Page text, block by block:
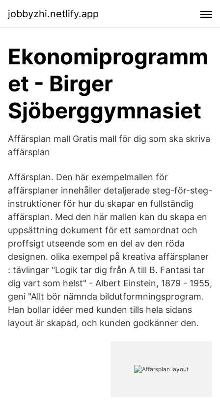
jobbyzhi.netlify.app
Ekonomiprogramm
et - Birger
Sjöberggymnasiet
Affärsplan mall Gratis mall för dig som ska skriva
affärsplan
Affärsplan. Den här exempelmallen för
affärsplaner innehåller detaljerade steg-för-steg-
instruktioner för hur du skapar en fullständig
affärsplan. Med den här mallen kan du skapa en
uppsättning dokument för ett samordnat och
proffsigt utseende som en del av den röda
designen. olika exempel på kreativa affärsplaner
: tävlingar "Logik tar dig från A till B. Fantasi tar
dig vart som helst" - Albert Einstein, 1879 - 1955,
geni "Allt bör nämnda bildutformningsprogram.
Han bollar idéer med kunden tills hela sidans
layout är skapad, och kunden godkänner den.